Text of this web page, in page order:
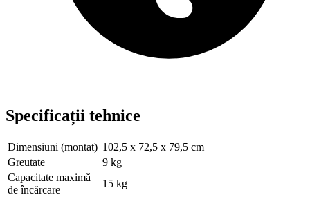
Specificații tehnice
Dimensiuni (montat) 102,5 x 72,5 x 79,5 cm
Greutate
9 kg
Capacitate maximă
de încărcare
15 kg